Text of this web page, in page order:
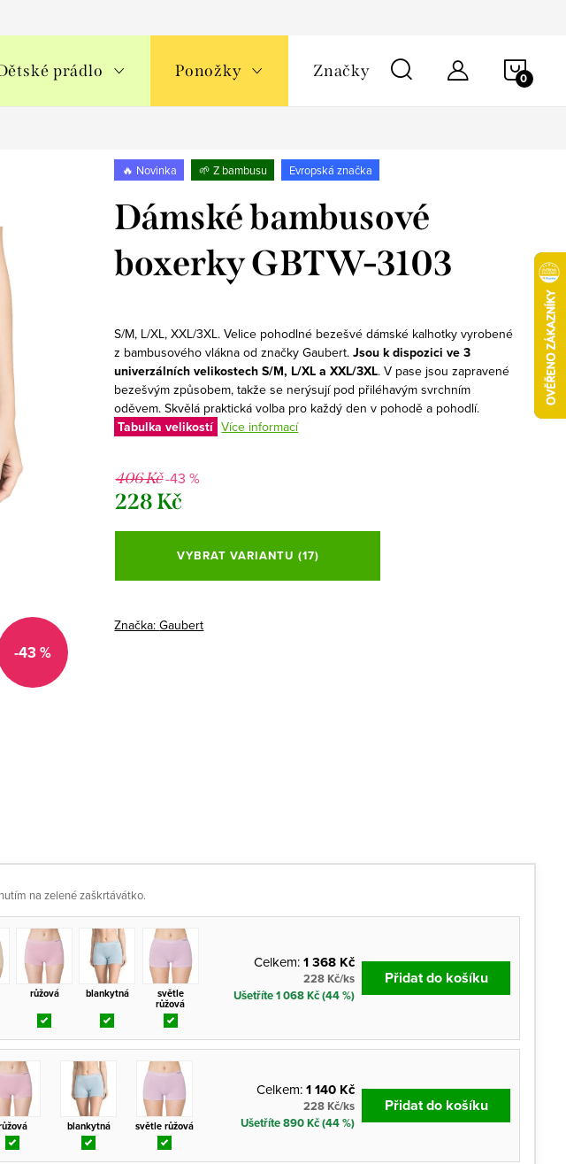
prádlo Ponožky Značky
-43 %
🔥 Novinka 🌱 Z bambusu Evropská značka
Dámské bambusové
boxerky GBTW-3103
S/M, L/XL, XXL/3XL. Velice pohodlné bezešvé dámské kalhotky vyrobené
z bambusového vlákna od značky Gaubert.Jsou k dispozici ve 3
univerzálních velikostech S/M, L/XL a XXL/3XL. V pase jsou zapravené
bezešvým způsobem, takže se nerýsují pod přiléhavým svrchním
oděvem. Skvělá praktická volba pro každý den v pohodě a pohodlí.
Tabulka velikostí Více informací
406 Kč-43 %
228 Kč
Měrná
VYBRAT VARIANTU (17)
Značka:Gaubert
na zelené zaškrtávátko.
růžová blankytná světle
růžová
Celkem:1 368 Kč
228 Kč/ks
Ušetříte 1 068 Kč (44 %)
Přidat do košíku
blankytná světle růžová
Celkem:1 140 Kč
228 Kč/ks
Ušetříte 890 Kč (44 %)
Přidat do košíku